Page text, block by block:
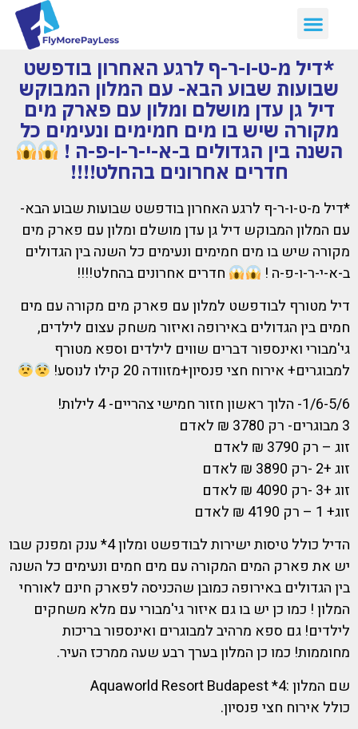
*דיל מ-ט-ו-ר-ף לרגע האחרון בודפשט
שבועות שבוע הבא- עם המלון המבוקש
דיל גן עדן מושלם ומלון עם פארק מים
מקורה שיש בו מים חמימים ונעימים כל
השנה בין הגדולים ב-א-י-ר-ו-פ-ה !
חדרים אחרונים בהחלט!!!!
*דיל מ-ט-ו-ר-ף לרגע האחרון בודפשט שבועות שבוע הבא-
עם המלון המבוקש דיל גן עדן מושלם ומלון עם פארק מים
מקורה שיש בו מים חמימים ונעימים כל השנה בין הגדולים
ב-א-י-ר-ו-פ-ה !
חדרים אחרונים בהחלט!!!!
דיל מטורף לבודפשט למלון עם פארק מים מקורה עם מים
חמים בין הגדולים באירופה ואיזור משחק עצום לילדים,
גי'מבורי ואינספור דברים שווים לילדים וספא מטורף
למבוגרים+ אירוח חצי פנסיון+מזוודה 20 קילו לנוסע!
1/6-5/6- הלוך ראשון חזור חמישי צהריים- 4 לילות!
3 מבוגרים- רק 3780 ₪ לאדם
זוג – רק 3790 ₪ לאדם
זוג +2 -רק 3890 ₪ לאדם
זוג +3 -רק 4090 ₪ לאדם
זוג+ 1 – רק 4190 ₪ לאדם
הדיל כולל טיסות ישירות לבודפשט ומלון 4* ענק ומפנק שבו
יש את פארק המים המקורה עם מים חמים ונעימים כל השנה
בין הגדולים באירופה כמובן שהכניסה לפארק חינם לאורחי
המלון ! כמו כן יש בו גם איזור גי'מבורי עם מלא משחקים
לילדים! גם ספא מרהיב למבוגרים ואינספור בריכות
מחוממות! כמו כן המלון בערך רבע שעה ממרכז העיר.
שם המלון :Aquaworld Resort Budapest *4
כולל אירוח חצי פנסיון.